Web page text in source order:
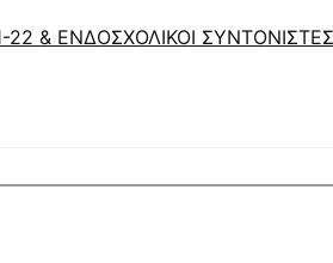
22 & ΕΝΔΟΣΧΟΛΙΚΟΙ